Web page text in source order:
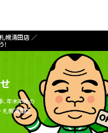
幌清田店
、年末年始の
札幌清田店